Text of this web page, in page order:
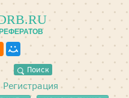
Поиск
Регистрация